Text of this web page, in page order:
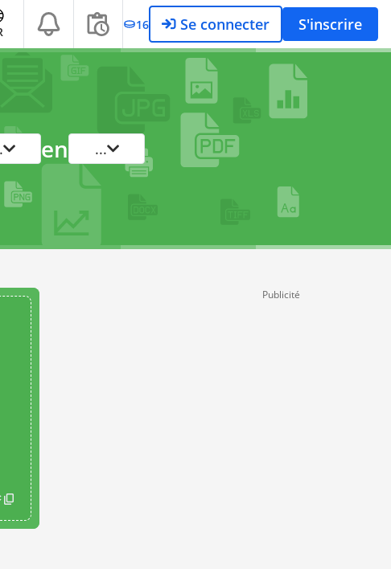
16 Se connecter S'inscrire
en ...
Publicité